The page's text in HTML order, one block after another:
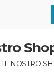
IL NOSTRO